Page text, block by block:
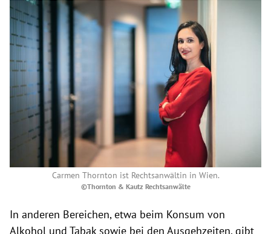
Carmen Thornton ist Rechtsanwältin in Wien.
©Thornton & Kautz Rechtsanwälte
In anderen Bereichen, etwa beim Konsum von
Alkohol und Tabak sowie bei den Ausgehzeiten, gibt